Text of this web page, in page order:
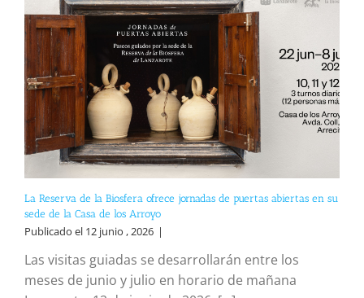
La Reserva de la Biosfera ofrece jornadas de puertas abiertas en su
sede de la Casa de los Arroyo
Publicado el 12 junio , 2026 |
Las visitas guiadas se desarrollarán entre los
meses de junio y julio en horario de mañana